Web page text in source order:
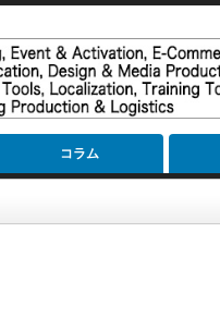
コラム